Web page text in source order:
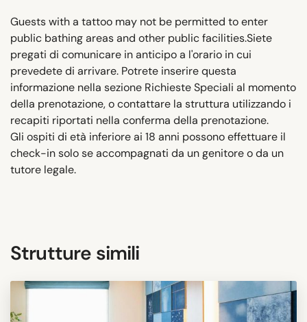
Guests with a tattoo may not be permitted to enter
public bathing areas and other public facilities.Siete
pregati di comunicare in anticipo a l'orario in cui
prevedete di arrivare. Potrete inserire questa
informazione nella sezione Richieste Speciali al momento
della prenotazione, o contattare la struttura utilizzando i
recapiti riportati nella conferma della prenotazione.
Gli ospiti di età inferiore ai 18 anni possono effettuare il
check-in solo se accompagnati da un genitore o da un
tutore legale.
Strutture simili